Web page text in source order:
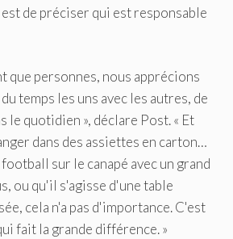
de préciser qui est responsable
que personnes, nous apprécions
temps les uns avec les autres, de
le quotidien », déclare Post. « Et
dans des assiettes en carton…
sur le canapé avec un grand
ou qu'il s'agisse d'une table
cela n'a pas d'importance. C'est
fait la grande différence. »